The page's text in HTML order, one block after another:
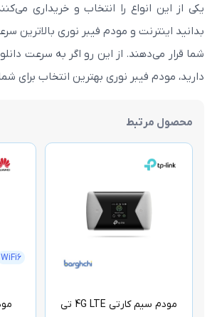
را انتخاب و خریداری می‌کنند. لازم به ذکر است
فیبر نوری بالاترین سرعت ممکن را در اختیار
این رو اگر به سرعت دانلود و آپلود بالایی نیاز
نوری بهترین انتخاب برای شماست.
مودم سیم کارتی 4G LTE تی
مودم فیبر نوری دوبانده